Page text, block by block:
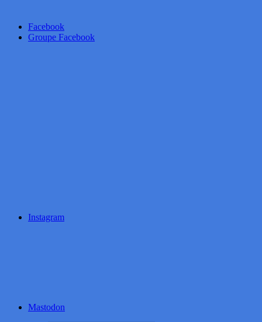
Facebook
Groupe Facebook
Instagram
Mastodon